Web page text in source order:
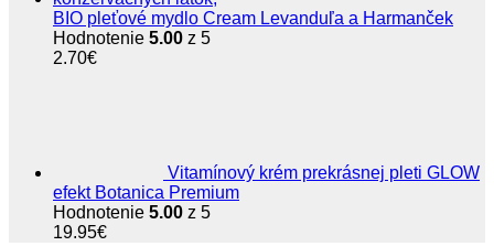
BIO pleťové mydlo Cream Levanduľa a Harmanček
Hodnotenie 5.00 z 5
2.70€
Vitamínový krém prekrásnej pleti GLOW
efekt Botanica Premium
Hodnotenie 5.00 z 5
19.95€